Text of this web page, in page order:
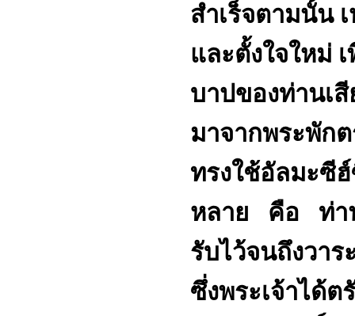
สำเร็จตามนั้น
และตั้งใจใหม่
บาปของท่านเ
มาจากพระพักต
ทรงใช้อัลมะซี
หลาย คือ ท่าน
รับไว้จนถึงวา
ซึ่งพระเจ้าได้ต